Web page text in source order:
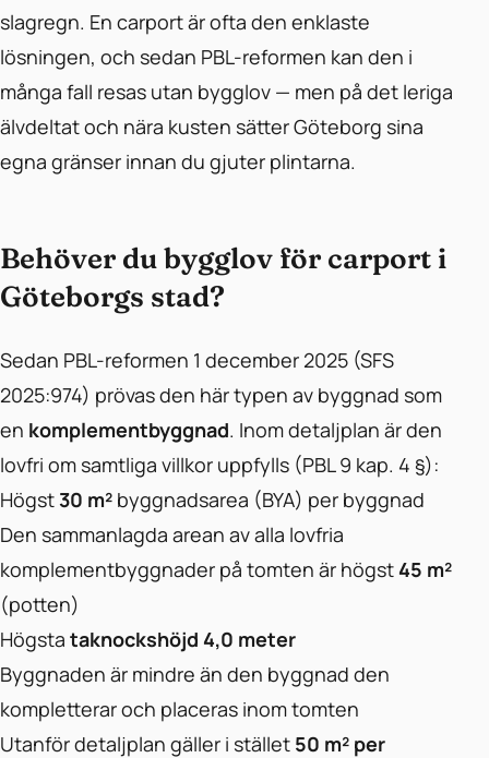
slagregn. En carport är ofta den enklaste
lösningen, och sedan PBL-reformen kan den i
många fall resas utan bygglov — men på det leriga
älvdeltat och nära kusten sätter Göteborg sina
egna gränser innan du gjuter plintarna.
Behöver du bygglov för carport i
Göteborgs stad?
Sedan PBL-reformen 1 december 2025 (SFS
2025:974) prövas den här typen av byggnad som
en komplementbyggnad. Inom detaljplan är den
lovfri om samtliga villkor uppfylls (PBL 9 kap. 4 §):
Högst30 m² byggnadsarea (BYA) per byggnad
Den sammanlagda arean av alla lovfria
komplementbyggnader på tomten är högst 45 m²
(potten)
Högsta taknockshöjd 4,0 meter
Byggnaden är mindre än den byggnad den
kompletterar och placeras inom tomten
Utanför detaljplan gäller i stället 50 m² per